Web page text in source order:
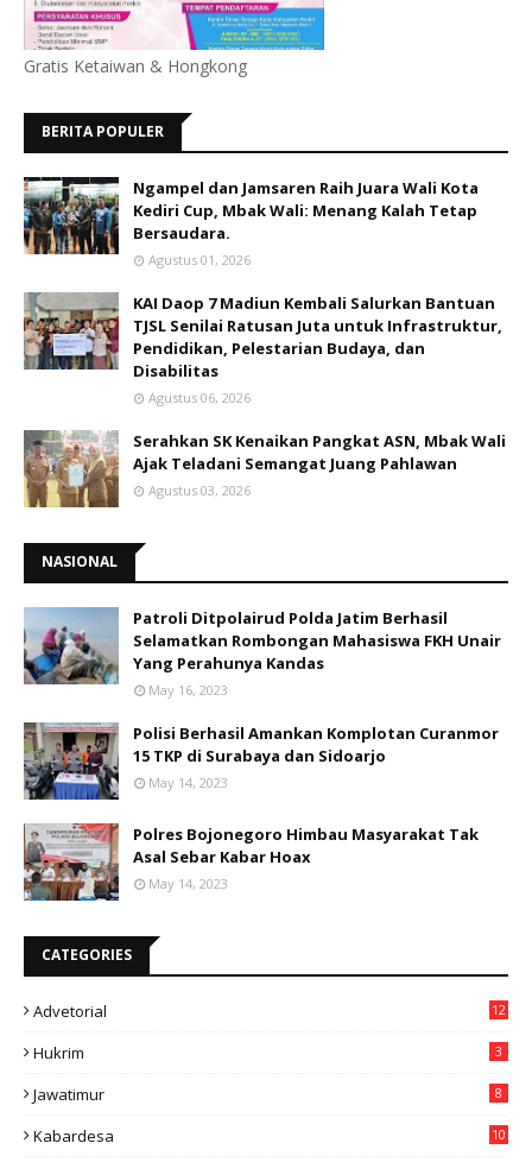
Gratis Ketaiwan & Hongkong
BERITA POPULER
Ngampel dan Jamsaren Raih Juara Wali Kota
Kediri Cup, Mbak Wali: Menang Kalah Tetap
Bersaudara.
Agustus 01, 2026
KAI Daop 7 Madiun Kembali Salurkan Bantuan
TJSL Senilai Ratusan Juta untuk Infrastruktur,
Pendidikan, Pelestarian Budaya, dan
Disabilitas
Agustus 06, 2026
Serahkan SK Kenaikan Pangkat ASN, Mbak Wali
Ajak Teladani Semangat Juang Pahlawan
Agustus 03, 2026
NASIONAL
Patroli Ditpolairud Polda Jatim Berhasil
Selamatkan Rombongan Mahasiswa FKH Unair
Yang Perahunya Kandas
May 16, 2023
Polisi Berhasil Amankan Komplotan Curanmor
15 TKP di Surabaya dan Sidoarjo
May 14, 2023
Polres Bojonegoro Himbau Masyarakat Tak
Asal Sebar Kabar Hoax
May 14, 2023
CATEGORIES
Advetorial 12
Hukrim 3
Jawatimur 8
Kabardesa
10